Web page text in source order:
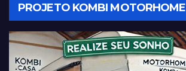
PROJETO KOMBI MOTORHOME